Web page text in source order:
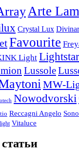
Arte
Crystal Lux
Favourite
Light Lightstar
Lussole
MW-
Nowodvorski
Reccagni Angelo
Vitaluce